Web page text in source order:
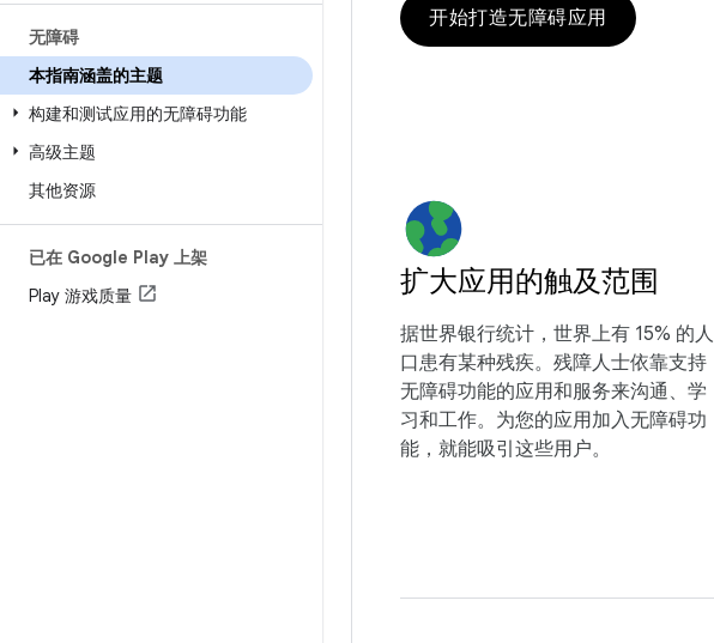
无障碍
本指南涵盖的主题
构建和测试应用的无障碍功能
高级主题
其他资源
已在 Google Play 上架
Play 游戏质量
开始打造无障碍应用
扩大应用的触及范围
据世界银行统计，世界上有 15% 的人
口患有某种残疾。残障人士依靠支持
无障碍功能的应用和服务来沟通、学
习和工作。为您的应用加入无障碍功
能，就能吸引这些用户。